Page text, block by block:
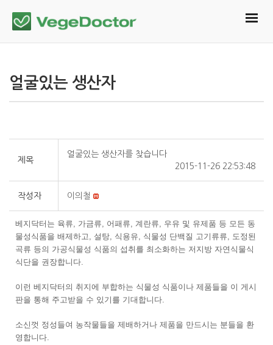
얼굴있는 생산자
제목
얼굴있는 생산자를 찾습니다
2015-11-26 22:53:48
작성자 이의철
베지닥터는 육류, 가금류, 어패류, 계란류, 우유 및 유제품 등 모든 동
물성식품을 배제하고, 설탕, 식용유, 식물성 단백질 고기류류, 도정된
곡류 등의 가공식물성 식품의 섭취를 최소화하는 저지방 자연식물식
식단을 권장합니다.
이런 베지닥터의 취지에 부합하는 식물성 식품이나 제품들을 이 게시
판을 통해 주고받을 수 있기를 기대합니다.
소신껏 정성들여 농작물들을 제배하거나 제품을 만드시는 분들을 환
영합니다.